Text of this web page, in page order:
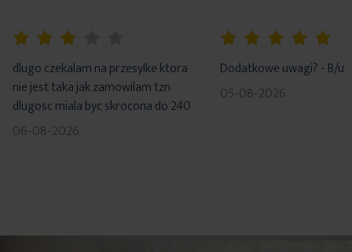
dlugo czekalam na przesylke ktora
nie jest taka jak zamowilam tzn
dlugosc miala byc skrocona do 240
06-08-2026
Dodatkowe uwagi? - B/u
05-08-2026